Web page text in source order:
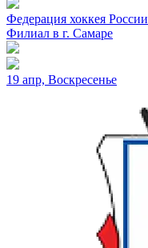
Федерация хоккея России
Филиал в г. Самаре
19 апр, Воскресенье